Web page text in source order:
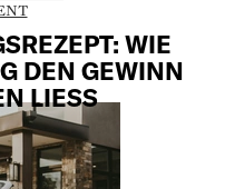
WIE
DEN GEWINN
LIESS